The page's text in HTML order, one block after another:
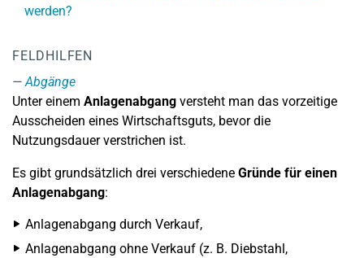
werden?
FELDHILFEN
Abgänge
Unter einem Anlagenabgang versteht man das vorzeitige
Ausscheiden eines Wirtschaftsguts, bevor die
Nutzungsdauer verstrichen ist.
Es gibt grundsätzlich drei verschiedene Gründe für einen
Anlagenabgang:
Anlagenabgang durch Verkauf,
Anlagenabgang ohne Verkauf (z. B. Diebstahl,